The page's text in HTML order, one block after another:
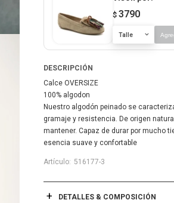
$ 3790
Talle
DESCRIPCIÓN
Calce OVERSIZE
100% algodon
Nuestro algodón peinado se
gramaje y resistencia. De origen
mantener. Capaz de durar por mucho
esencia suave y confortable
516177-3
DETALLES & COMPOSICIÓN